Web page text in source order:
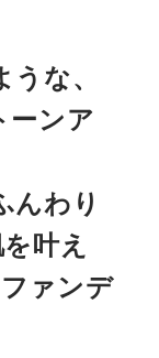
な、
ーンア
んわり
叶え
ァンデ